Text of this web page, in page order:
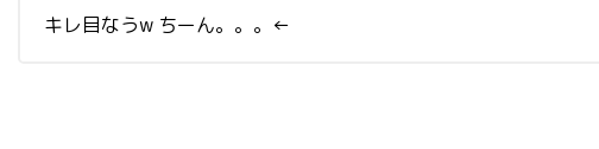
キレ目なうw ちーん。。。←